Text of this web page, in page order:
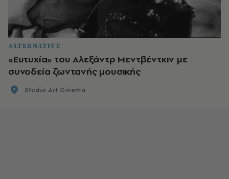
ALTERNATIVE
«Ευτυχία» του Αλεξάντρ Μεντβέντκιν με
συνοδεία ζωντανής μουσικής
Studio Art Cinema